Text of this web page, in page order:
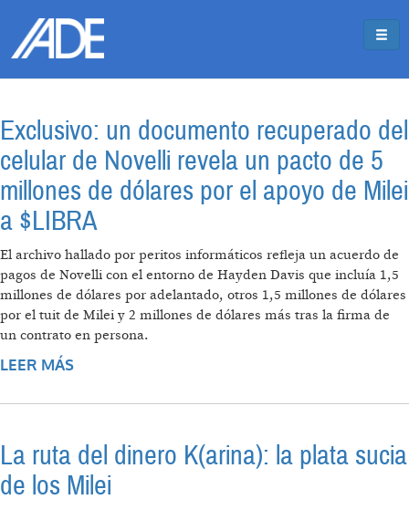
Exclusivo: un documento recuperado del
celular de Novelli revela un pacto de 5
millones de dólares por el apoyo de Milei
a $LIBRA
El archivo hallado por peritos informáticos refleja un acuerdo de
pagos de Novelli con el entorno de Hayden Davis que incluía 1,5
millones de dólares por adelantado, otros 1,5 millones de dólares
por el tuit de Milei y 2 millones de dólares más tras la firma de
un contrato en persona.
LEER MÁS
REVELA UN PACTO DE 5 MILLONES DE
La ruta del dinero K(arina): la plata sucia
de los Milei